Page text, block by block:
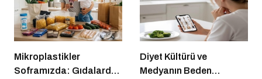
Mikroplastikler
Soframızda: Gıdalardan
Diyet Kültürü ve
Medyanın Beden